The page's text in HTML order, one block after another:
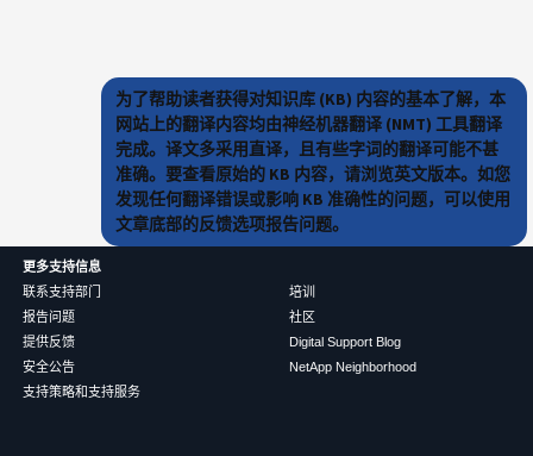
为了帮助读者获得对知识库 (KB) 内容的基本了解，本
网站上的翻译内容均由神经机器翻译 (NMT) 工具翻译
完成。译文多采用直译，且有些字词的翻译可能不甚
准确。要查看原始的 KB 内容，请浏览英文版本。如您
发现任何翻译错误或影响 KB 准确性的问题，可以使用
文章底部的反馈选项报告问题。
更多支持信息
联系支持部门
报告问题
提供反馈
安全公告
支持策略和支持服务
培训
社区
Digital Support Blog
NetApp Neighborhood